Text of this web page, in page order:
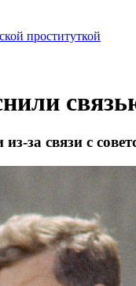
проституткой
связи с